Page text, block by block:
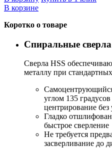
В корзине
Коротко о товаре
Спиральные
Сверла HSS
металлу при
углом 135
центрирование без
Гладко
быстрое сверление
Не требуется
засверливание до